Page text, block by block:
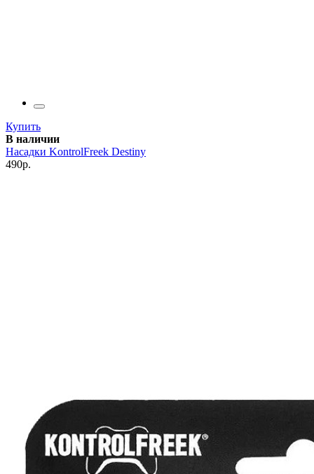
Купить
В наличии
Насадки KontrolFreek Destiny
490р.